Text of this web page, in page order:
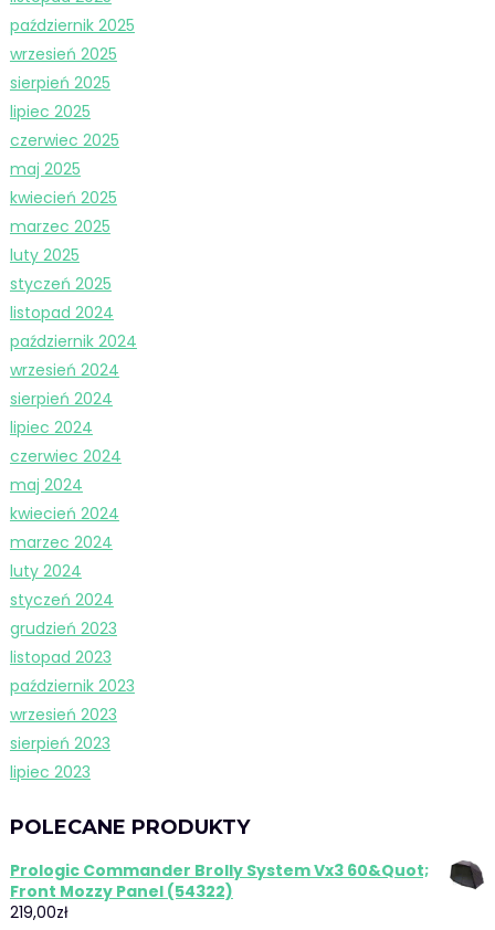
październik 2025
wrzesień 2025
sierpień 2025
lipiec 2025
czerwiec 2025
maj 2025
kwiecień 2025
marzec 2025
luty 2025
styczeń 2025
listopad 2024
październik 2024
wrzesień 2024
sierpień 2024
lipiec 2024
czerwiec 2024
maj 2024
kwiecień 2024
marzec 2024
luty 2024
styczeń 2024
grudzień 2023
listopad 2023
październik 2023
wrzesień 2023
sierpień 2023
lipiec 2023
POLECANE PRODUKTY
Prologic Commander Brolly System Vx3 60&Quot;
Front Mozzy Panel (54322)
219,00zł